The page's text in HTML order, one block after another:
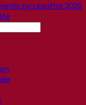
by Lesaffre 2026